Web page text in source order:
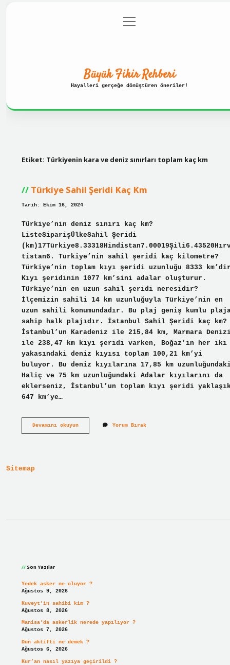
Gizlilik Politikası
menüyü
aç
Büyük Fikir Rehberi
Hayalleri gerçeğe dönüştüren öneriler!
Etiket: Türkiyenin kara ve deniz sınırları toplam kaç km
Türkiye Sahil Şeridi Kaç Km
Tarih: Ekim 16, 2024
Türkiye’nin deniz sınırı kaç km?
ListeSiparişÜlkeSahil Şeridi
tistan6. Türkiye’nin sahil şeridi kaç kilometre?
Türkiye’nin toplam kıyı şeridi uzunluğu 8333
Kıyı şeridinin 1077 km’sini adalar oluşturur.
Türkiye’nin en uzun sahil şeridi neresidir?
İlçemizin sahili 14 km uzunluğuyla Türkiye’nin en
uzun sahili konumundadır. Bu plaj geniş kumlu
sahip halk plajıdır. İstanbul Sahil Şeridi kaç km?
İstanbul’un Karadeniz ile 215,84 km, Marmara
ile 238,47 km kıyı şeridi varken, Boğaz’ın her iki
yakasındaki deniz kıyısı toplam 100,21 km’yi
buluyor. Bu deniz kıyılarına 17,85 km
Haliç ve 75 km uzunluğundaki Adalar kıyılarını da
eklerseniz, İstanbul’un toplam kıyı şeridi
647 km’ye…
Devamını okuyunTürkiye
Yorum Bırak
Sitemap
Son Yazılar
Yedek asker ne oluyor ?
Ağustos 9, 2026
Kuveyt’in sahibi kim ?
Ağustos 8, 2026
Manisa’da askerlik nerede yapılıyor ?
Ağustos 7, 2026
Dün aktifti ne demek ?
Ağustos 6, 2026
Kur’an nasıl yazıya geçirildi ?